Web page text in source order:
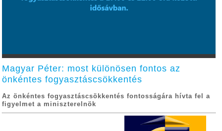
Magyar Péter: most különösen fontos az
önkéntes fogyasztáscsökkentés
Az önkéntes fogyasztáscsökkentés fontosságára hívta fel a
figyelmet a miniszterelnök